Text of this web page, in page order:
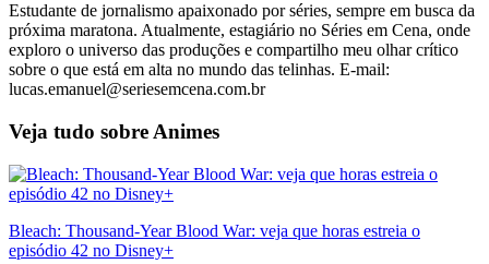
Estudante de jornalismo apaixonado por séries, sempre em busca da
próxima maratona. Atualmente, estagiário no Séries em Cena, onde
exploro o universo das produções e compartilho meu olhar crítico
sobre o que está em alta no mundo das telinhas. E-mail:
lucas.emanuel@seriesemcena.com.br
Veja tudo sobre Animes
Bleach: Thousand-Year Blood War: veja que horas estreia o
episódio 42 no Disney+